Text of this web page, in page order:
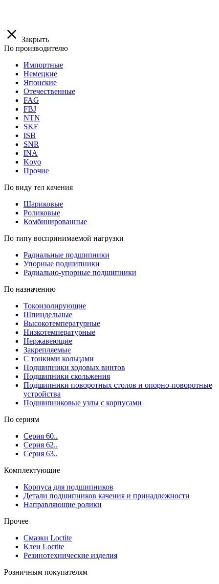
Закрыть
По производителю
Импортные
Немецкие
Японские
Отечественные
FAG
FBJ
NTN
SKF
ISB
SNR
INA
Koyo
Прочие
По виду тел качения
Шариковые
Роликовые
Комбинированные
По типу воспринимаемой нагрузки
Радиальные подшипники
Упорные подшипники
Радиально-упорные подшипники
По назначению
Токоизолирующие
Шпиндельные
Высокотемпературные
Низкотемпературные
Нержавеющие
Закрепляемые
С тонкими кольцами
Подшипники ходовых винтов
Подшипники скольжения
Подшипники поворотных столов и опорно-поворотные
устройства
Подшипниковые узлы с корпусами
По сериям
Серия 60..
Серия 62..
Серия 63..
Комплектующие
Корпуса для подшипников
Детали подшипников качения и принадлежности
Направляющие ролики
Прочее
Смазки Loctite
Клеи Loctite
Резинотехнические изделия
Розничным покупателям